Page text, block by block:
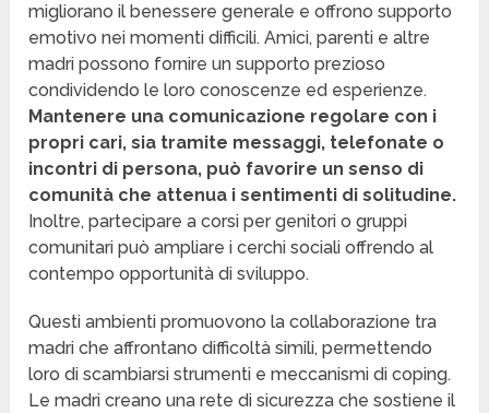
migliorano il benessere generale e offrono supporto
emotivo nei momenti difficili. Amici, parenti e altre
madri possono fornire un supporto prezioso
condividendo le loro conoscenze ed esperienze.
Mantenere una comunicazione regolare con i
propri cari, sia tramite messaggi, telefonate o
incontri di persona, può favorire un senso di
comunità che attenua i sentimenti di solitudine.
Inoltre, partecipare a corsi per genitori o gruppi
comunitari può ampliare i cerchi sociali offrendo al
contempo opportunità di sviluppo.
Questi ambienti promuovono la collaborazione tra
madri che affrontano difficoltà simili, permettendo
loro di scambiarsi strumenti e meccanismi di coping.
Le madri creano una rete di sicurezza che sostiene il